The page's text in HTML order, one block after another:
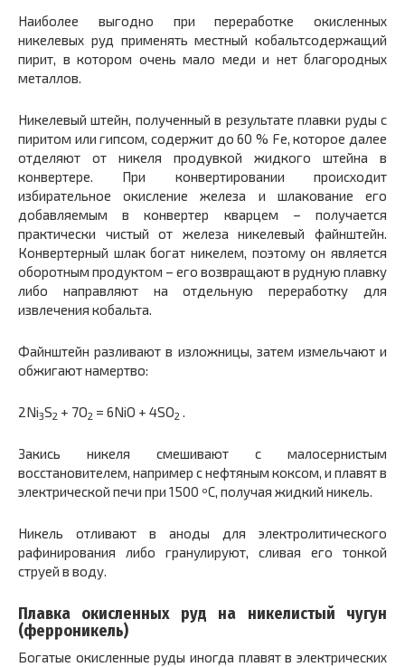
Наиболее выгодно при переработке окисленных
никелевых руд применять местный кобальтсодержащий
пирит, в котором очень мало меди и нет благородных
металлов.
Никелевый штейн, полученный в результате плавки руды с
пиритом или гипсом, содержит до 60 % Fe, которое далее
отделяют от никеля продувкой жидкого штейна в
конвертере. При конвертировании происходит
избирательное окисление железа и шлакование его
добавляемым в конвертер кварцем – получается
практически чистый от железа никелевый файнштейн.
Конвертерный шлак богат никелем, поэтому он является
оборотным продуктом – его возвращают в рудную плавку
либо направляют на отдельную переработку для
извлечения кобальта.
Файнштейн разливают в изложницы, затем измельчают и
обжигают намертво:
2Ni3S2 + 7O2 = 6NiO + 4SO2 .
Закись никеля смешивают с малосернистым
восстановителем, например с нефтяным коксом, и плавят в
электрической печи при 1500 ºС, получая жидкий никель.
Никель отливают в аноды для электролитического
рафинирования либо гранулируют, сливая его тонкой
струей в воду.
Плавка окисленных руд на никелистый чугун
(ферроникель)
Богатые окисленные руды иногда плавят в электрических